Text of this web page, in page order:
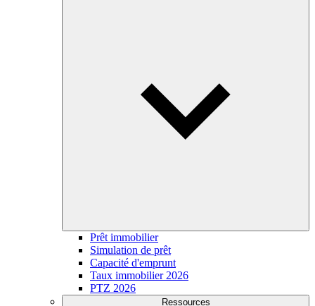
Prêt immobilier
Simulation de prêt
Capacité d'emprunt
Taux immobilier 2026
PTZ 2026
Ressources